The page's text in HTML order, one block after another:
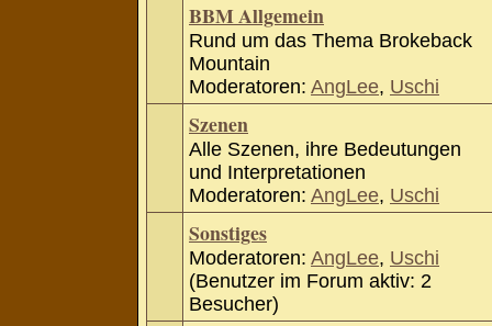
BBM Allgemein
Rund um das Thema Brokeback
Mountain
Moderatoren: AngLee, Uschi
Szenen
Alle Szenen, ihre Bedeutungen
und Interpretationen
Moderatoren: AngLee, Uschi
Sonstiges
Moderatoren: AngLee, Uschi
(Benutzer im Forum aktiv: 2
Besucher)